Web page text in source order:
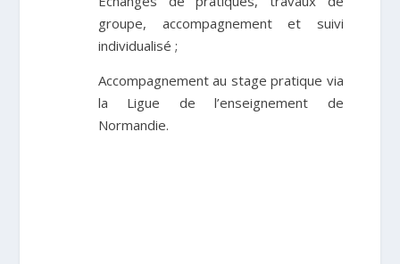
groupe, accompagnement et suivi
individualisé ;
Accompagnement au stage pratique via
la Ligue de l’enseignement de
Normandie.